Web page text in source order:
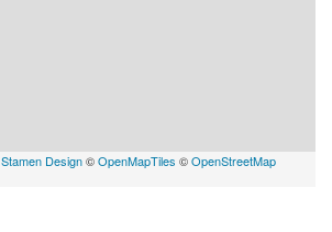
Stamen Design©OpenMapTiles ©OpenStreetMap